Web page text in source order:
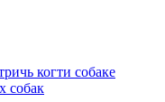
когти собаке
собак